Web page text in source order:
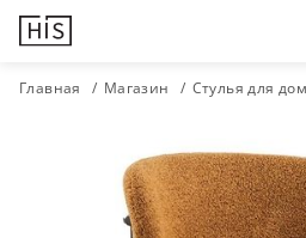
Главная Магазин Стулья для